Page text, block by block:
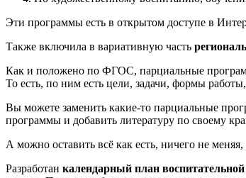
Эти программы есть в открытом доступе в
Также включила в вариативную часть
Как и положено по ФГОС, парциальные
То есть, по ним есть цели, задачи, формы
Вы можете заменить какие-то парциальные
программы и добавить литературу по своему
А можно оставить всё как есть, ничего не
Разработан календарный план